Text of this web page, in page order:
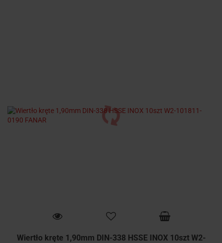
Wiertło kręte 1,90mm DIN-338 HSSE INOX 10szt W2-